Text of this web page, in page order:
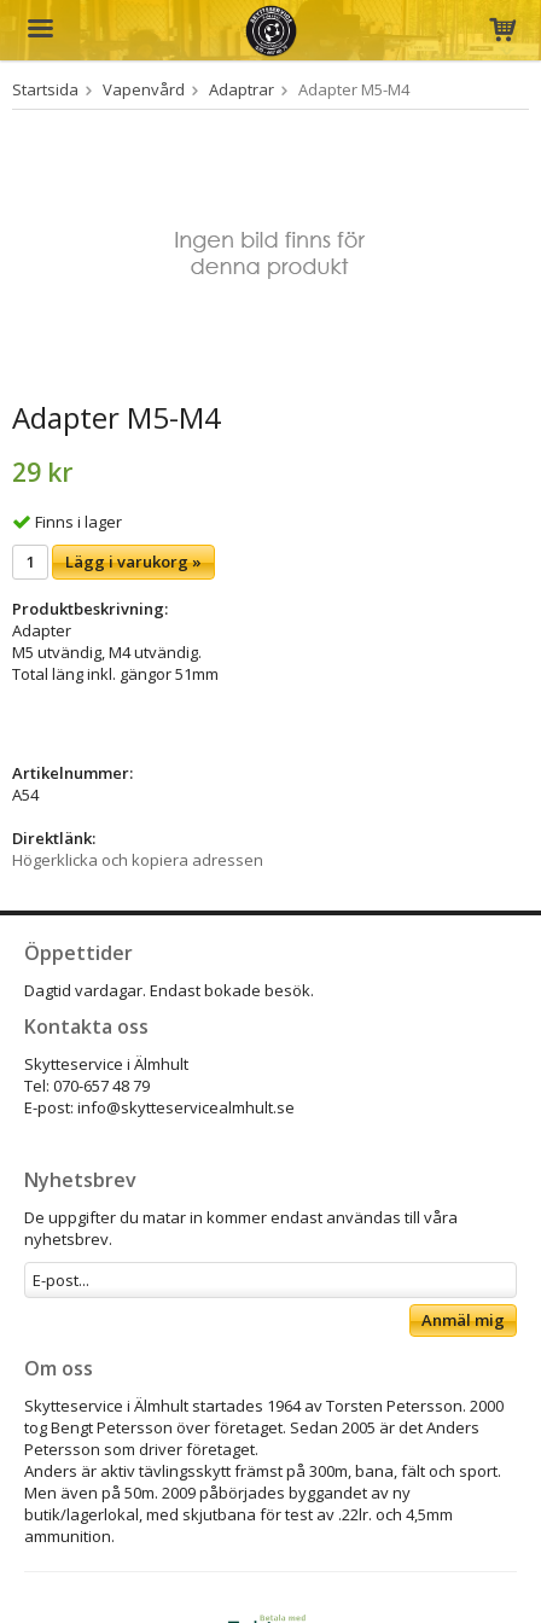
Produkten har blivit tillagd i varukorgen
Startsida Vapenvård Adaptrar Adapter M5-M4
Adapter M5-M4
29 kr
Finns i lager
Lägg i varukorg »
Produktbeskrivning:
Adapter
M5 utvändig, M4 utvändig.
Total läng inkl. gängor 51mm
Artikelnummer:
A54
Direktlänk:
Högerklicka och kopiera adressen
Öppettider
Dagtid vardagar. Endast bokade besök.
Kontakta oss
Skytteservice i Älmhult
Tel: 070-657 48 79
E-post: info@skytteservicealmhult.se
Nyhetsbrev
De uppgifter du matar in kommer endast användas till våra
nyhetsbrev.
Anmäl mig
Om oss
Skytteservice i Älmhult startades 1964 av Torsten Petersson. 2000
tog Bengt Petersson över företaget. Sedan 2005 är det Anders
Petersson som driver företaget.
Anders är aktiv tävlingsskytt främst på 300m, bana, fält och sport.
Men även på 50m. 2009 påbörjades byggandet av ny
butik/lagerlokal, med skjutbana för test av .22lr. och 4,5mm
ammunition.